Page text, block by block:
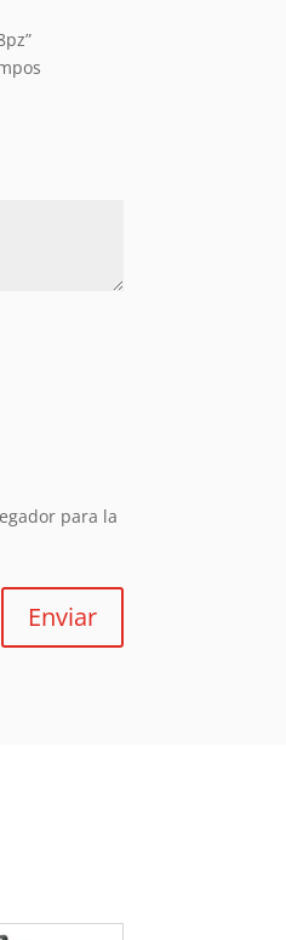
para la
Enviar